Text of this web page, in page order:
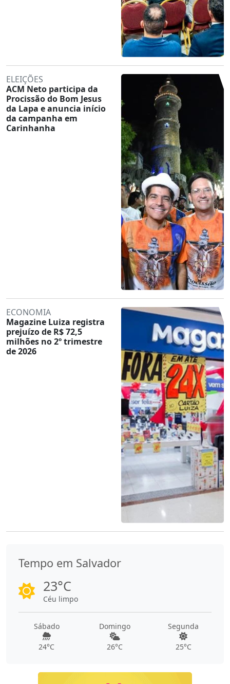
ELEIÇÕES
ACM Neto participa da
Procissão do Bom Jesus
da Lapa e anuncia início
da campanha em
Carinhanha
ECONOMIA
Magazine Luiza registra
prejuízo de R$ 72,5
milhões no 2º trimestre
de 2026
Tempo em Salvador
23°C
Céu limpo
Sábado
24°C
Domingo
26°C
Segunda
25°C